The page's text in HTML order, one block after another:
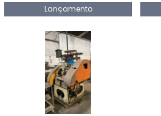
Lançamento